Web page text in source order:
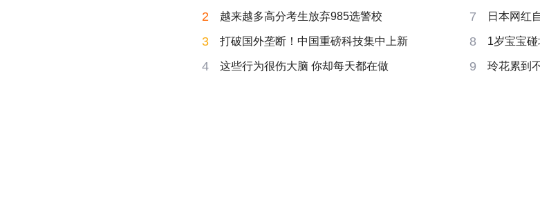
2 越来越多高分考生放弃985选警校 7 日本网红
3 打破国外垄断！中国重磅科技集中上新 8 1岁宝宝碰
4 这些行为很伤大脑 你却每天都在做 9 玲花累到